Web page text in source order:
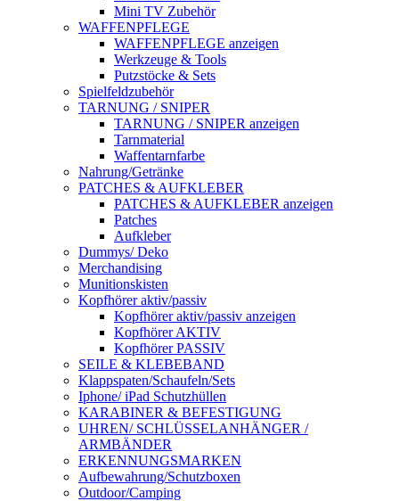
Mini TV Zubehör
WAFFENPFLEGE
WAFFENPFLEGE anzeigen
Werkzeuge & Tools
Putzstöcke & Sets
Spielfeldzubehör
TARNUNG / SNIPER
TARNUNG / SNIPER anzeigen
Tarnmaterial
Waffentarnfarbe
Nahrung/Getränke
PATCHES & AUFKLEBER
PATCHES & AUFKLEBER anzeigen
Patches
Aufkleber
Dummys/ Deko
Merchandising
Munitionskisten
Kopfhörer aktiv/passiv
Kopfhörer aktiv/passiv anzeigen
Kopfhörer AKTIV
Kopfhörer PASSIV
SEILE & KLEBEBAND
Klappspaten/Schaufeln/Sets
Iphone/ iPad Schutzhüllen
KARABINER & BEFESTIGUNG
UHREN/ SCHLÜSSELANHÄNGER /
ARMBÄNDER
ERKENNUNGSMARKEN
Aufbewahrung/Schutzboxen
Outdoor/Camping